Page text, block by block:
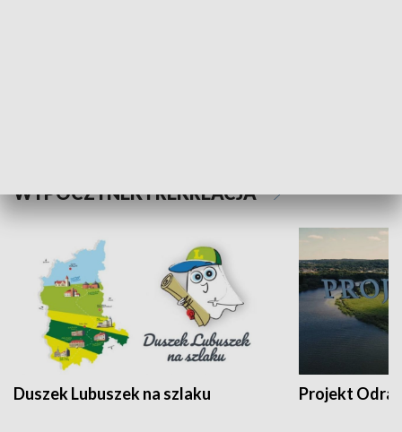
WYPOCZYNEK I REKREACJA
Duszek Lubuszek na szlaku Projekt Odra